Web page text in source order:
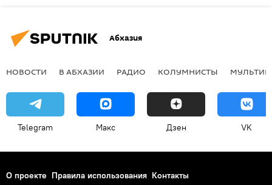
Абхазия
НОВОСТИ В АБХАЗИИ РАДИО КОЛУМНИСТЫ
Telegram Макс Дзен VK
О проекте Правила использования Контакты